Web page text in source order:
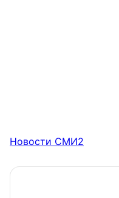
Новости СМИ2